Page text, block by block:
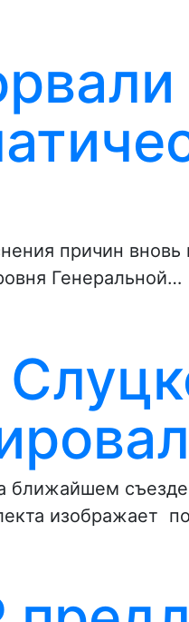
причин вновь
Генеральной…
изображает